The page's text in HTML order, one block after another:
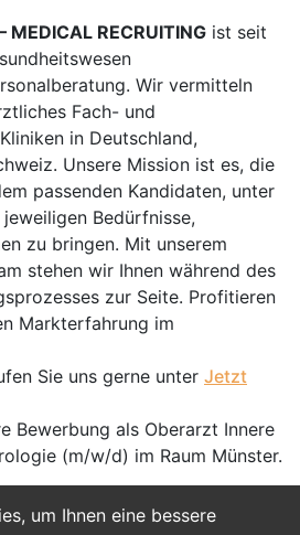
um Ihnen eine bessere
MEDICAL RECRUITING ist seit
Wir vermitteln
Fach- und
in Deutschland,
Unsere Mission ist es, die
passenden Kandidaten, unter
Bedürfnisse,
zu bringen. Mit unserem
stehen wir Ihnen während des
zur Seite. Profitieren
Markterfahrung im
Sie uns gerne unter Jetzt
Bewerbung als Oberarzt Innere
(m/w/d) im Raum Münster.